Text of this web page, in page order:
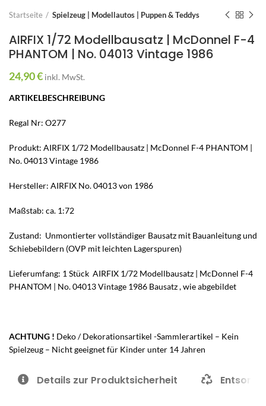
Startseite Spielzeug | Modellautos | Puppen & Teddys
AIRFIX 1/72 Modellbausatz | McDonnel F-4
PHANTOM | No. 04013 Vintage 1986
24,90€ inkl. MwSt.
ARTIKELBESCHREIBUNG
Regal Nr: O277
Produkt: AIRFIX 1/72 Modellbausatz | McDonnel F-4 PHANTOM |
No. 04013 Vintage 1986
Hersteller: AIRFIX No. 04013 von 1986
Maßstab: ca. 1:72
Zustand: Unmontierter vollständiger Bausatz mit Bauanleitung und
Schiebebildern (OVP mit leichten Lagerspuren)
Lieferumfang: 1 Stück AIRFIX 1/72 Modellbausatz | McDonnel F-4
PHANTOM | No. 04013 Vintage 1986 Bausatz , wie abgebildet
ACHTUNG ! Deko / Dekorationsartikel -Sammlerartikel – Kein
Spielzeug – Nicht geeignet für Kinder unter 14 Jahren
Details zur Produktsicherheit